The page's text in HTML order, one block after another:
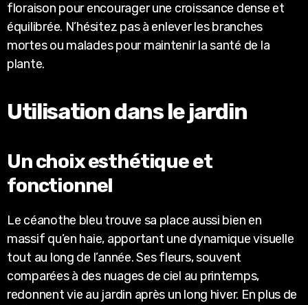
floraison pour encourager une croissance dense et
équilibrée. N’hésitez pas à enlever les branches
mortes ou malades pour maintenir la santé de la
plante.
Utilisation dans le jardin
Un choix esthétique et
fonctionnel
Le céanothe bleu trouve sa place aussi bien en
massif qu’en haie, apportant une dynamique visuelle
tout au long de l’année. Ses fleurs, souvent
comparées à des nuages de ciel au printemps,
redonnent vie au jardin après un long hiver. En plus de